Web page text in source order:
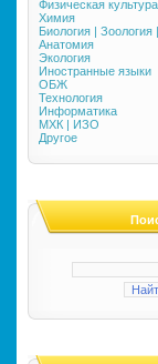
Физическая культура
Химия
Биология | Зоология
Анатомия
Экология
Иностранные языки
ОБЖ
Технология
Информатика
МХК | ИЗО
Другое